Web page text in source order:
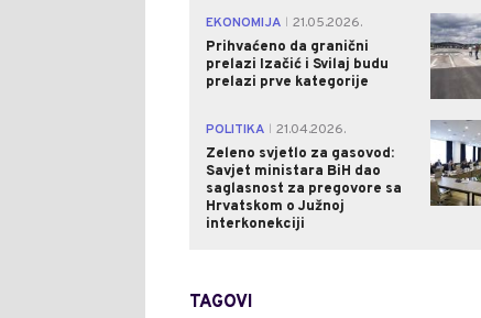
EKONOMIJA
21.05.2026.
Prihvaćeno da granični
prelazi Izačić i Svilaj budu
prelazi prve kategorije
POLITIKA
21.04.2026.
Zeleno svjetlo za gasovod:
Savjet ministara BiH dao
saglasnost za pregovore sa
Hrvatskom o Južnoj
interkonekciji
TAGOVI